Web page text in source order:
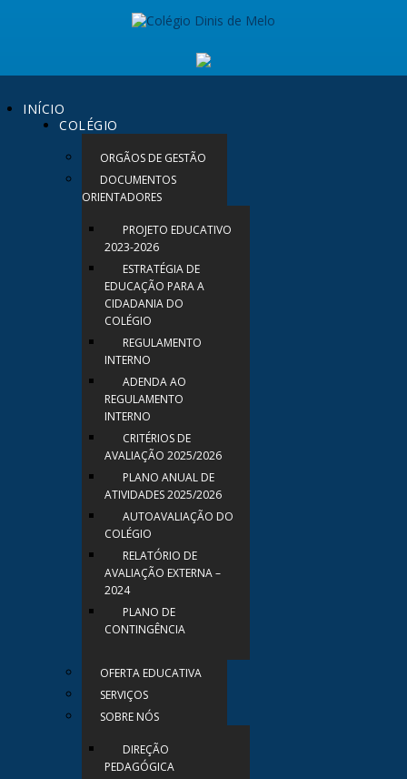
INÍCIO
COLÉGIO
ORGÃOS DE GESTÃO
DOCUMENTOS
ORIENTADORES
PROJETO EDUCATIVO
2023-2026
ESTRATÉGIA DE
EDUCAÇÃO PARA A
CIDADANIA DO
COLÉGIO
REGULAMENTO
INTERNO
ADENDA AO
REGULAMENTO
INTERNO
CRITÉRIOS DE
AVALIAÇÃO 2025/2026
PLANO ANUAL DE
ATIVIDADES 2025/2026
AUTOAVALIAÇÃO DO
COLÉGIO
RELATÓRIO DE
AVALIAÇÃO EXTERNA –
2024
PLANO DE
CONTINGÊNCIA
OFERTA EDUCATIVA
SERVIÇOS
SOBRE NÓS
DIREÇÃO
PEDAGÓGICA